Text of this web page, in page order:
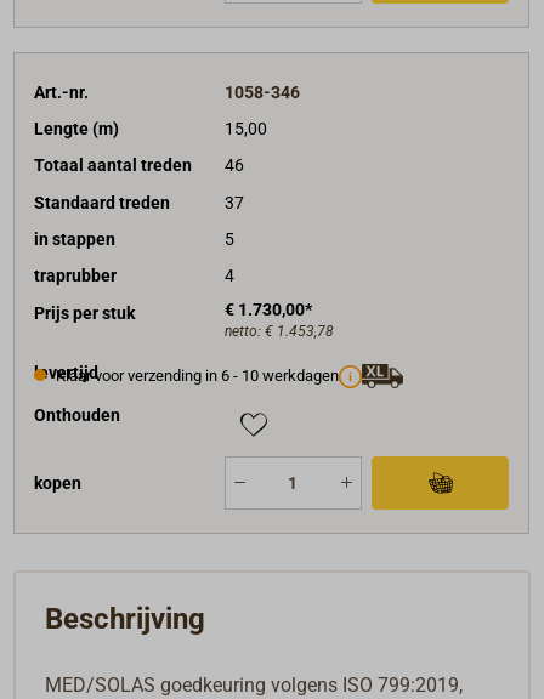
Art.-nr.
1058-346
Lengte (m)
15,00
Totaal aantal treden
46
Standaard treden
37
in stappen
5
traprubber
4
Prijs per stuk
€ 1.730,00*
netto: € 1.453,78
levertijd
Klaar voor verzending in 6 - 10 werkdagen
Onthouden
kopen
Beschrijving
MED/SOLAS goedkeuring volgens ISO 799:2019,